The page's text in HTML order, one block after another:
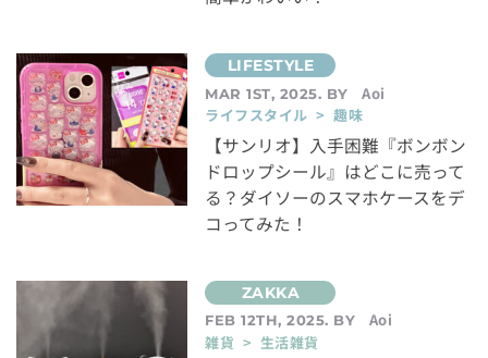
MAR 1ST, 2025. BY
Aoi
ライフスタイル > 趣味
【サンリオ】入手困難『ボンボン
ドロップシール』はどこに売って
る？ダイソーのスマホケースをデ
コってみた！
FEB 12TH, 2025. BY
Aoi
雑貨 > 生活雑貨